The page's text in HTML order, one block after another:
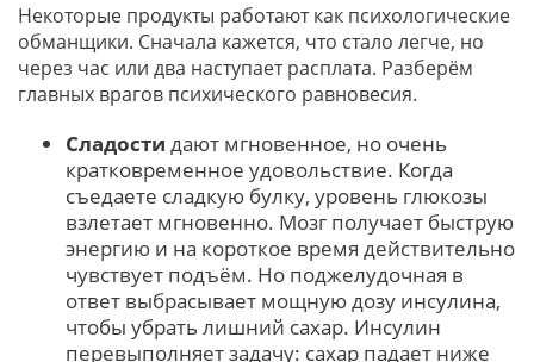
Некоторые продукты работают как психологические
обманщики. Сначала кажется, что стало легче, но
через час или два наступает расплата. Разберём
главных врагов психического равновесия.
Сладости дают мгновенное, но очень
кратковременное удовольствие. Когда
съедаете сладкую булку, уровень глюкозы
взлетает мгновенно. Мозг получает быструю
энергию и на короткое время действительно
чувствует подъём. Но поджелудочная в
ответ выбрасывает мощную дозу инсулина,
чтобы убрать лишний сахар. Инсулин
перевыполняет задачу: сахар падает ниже